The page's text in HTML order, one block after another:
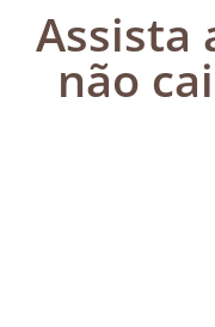
Assista
não